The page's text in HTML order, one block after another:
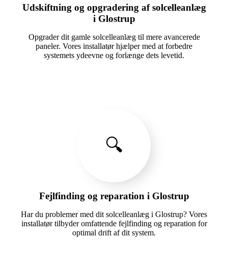
Udskiftning og opgradering af solcelleanlæg
i Glostrup
Opgrader dit gamle solcelleanlæg til mere avancerede
paneler. Vores installatør hjælper med at forbedre
systemets ydeevne og forlænge dets levetid.
🔍
Fejlfinding og reparation i Glostrup
Har du problemer med dit solcelleanlæg i Glostrup? Vores
installatør tilbyder omfattende fejlfinding og reparation for
optimal drift af dit system.